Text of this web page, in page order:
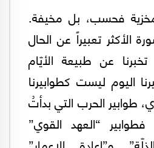
فحسب، بل مخيفة.
الأكثر تعبيراً عن الحال
تخبرنا عن طبيعة الأيّام
اليوم ليست كطوابيرنا
طوابير الحرب التي بدأتُ
“العهد القوي”